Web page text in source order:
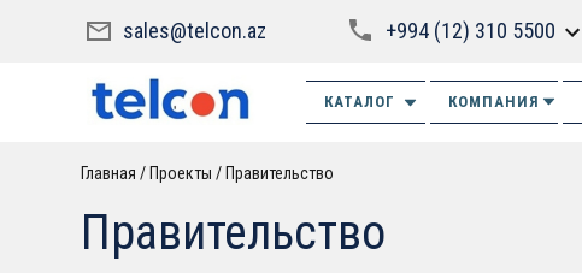
sales@telcon.az +994 (12) 310 5500
КАТАЛОГ КОМПАНИЯ
Главная Проекты Правительство
Правительство